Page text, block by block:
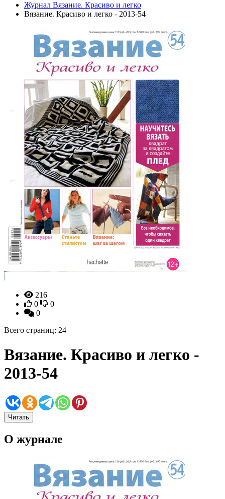
Журнал Вязание. Красиво и легко
Вязание. Красиво и легко - 2013-54
216
0
0
0
Всего страниц: 24
Вязание. Красиво и легко -
2013-54
Читать
О журнале